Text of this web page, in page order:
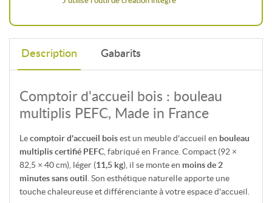
Description Gabarits
Comptoir d'accueil bois : bouleau
multiplis PEFC, Made in France
Lecomptoir d'accueil boisest un meuble d'accueil en bouleau
multiplis certifié PEFC , fabriqué en France. Compact (92 ×
82,5 × 40 cm), léger (11,5 kg), il se monte en moins de 2
minutes sans outil . Son esthétique naturelle apporte une
touche chaleureuse et différenciante à votre espace d'accueil.